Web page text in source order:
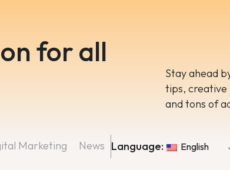
for all
Stay ahead
tips, creative
and tons of
Marketing News Language: English